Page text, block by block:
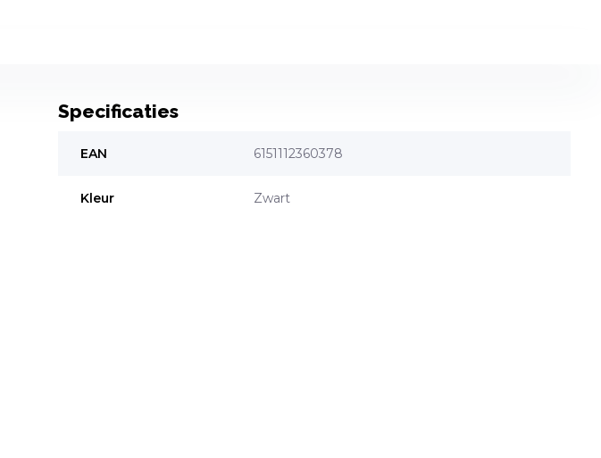
Specificaties
EAN 6151112360378
Kleur Zwart